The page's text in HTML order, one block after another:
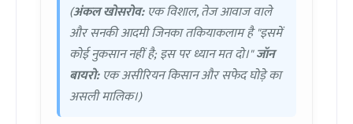
(अंकल खोसरोव:एक विशाल, तेज आवाज वाले
और सनकी आदमी जिनका तकियाकलाम है "इसमें
कोई नुकसान नहीं है; इस पर ध्यान मत दो।"जॉन
बायरो:एक असीरियन किसान और सफेद घोड़े का
असली मालिक।)